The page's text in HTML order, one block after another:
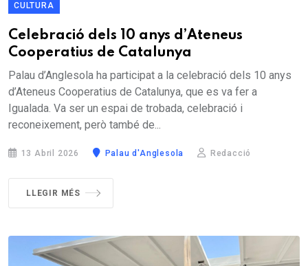
CULTURA
Celebració dels 10 anys d’Ateneus
Cooperatius de Catalunya
Palau d’Anglesola ha participat a la celebració dels 10 anys
d’Ateneus Cooperatius de Catalunya, que es va fer a
Igualada. Va ser un espai de trobada, celebració i
reconeixement, però també de...
13 Abril 2026 Palau d'Anglesola Redacció
LLEGIR MÉS